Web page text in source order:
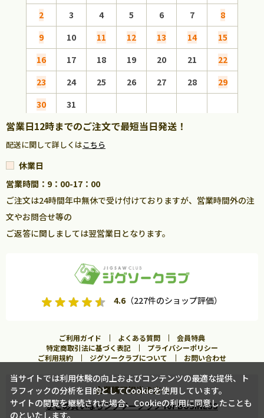
入荷案内申し込み
2
3 4 5 6 7
8
9
10 11 12 13 14
15
16
17 18 19 20 21
22
23
24 25 26 27 28
29
30
31
営業日12時までのご注文で最短当日発送！
配送に関して詳しくはこちら
休業日
営業時間：9：00-17：00
ご注文は24時間年中無休で受け付けておりますが、営業時間外の注
文やお問合せ等の
ご返答に関しましては翌営業日となります。
4.6（227件のショップ評価）
ご利用ガイド よくある質問
会員特典
特定商取引法に基づく表記
プライバシーポリシー
ご利用規約
ジグソークラブについて お問い合わせ
企業購買担当の方へ
まとめ買いならジグソークラブ for BUSINESS
当サイトでは利用体験の向上およびコンテンツの最適な提供、ト
ラフィックの分析を目的としてCookieを使用しています。
サイトの閲覧を継続された場合、Cookieの利用に同意したことも
のといたします。